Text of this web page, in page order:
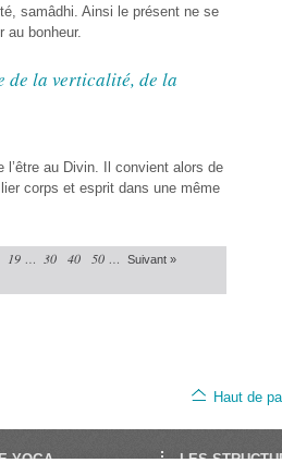
samâdhi. Ainsi le présent ne se
au bonheur.
de la verticalité, de la
au Divin. Il convient alors de
corps et esprit dans une même
19 … 30 40 50 …
Suivant »
Haut de
YOGA LES